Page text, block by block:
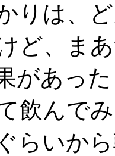
りは、
ど、ま
があっ
飲んで
らいか